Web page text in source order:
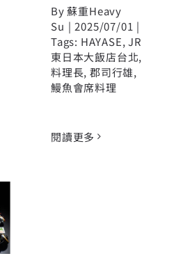
By蘇重Heavy
Su | 2025/07/01 |
Tags: HAYASE,JR
東日本大飯店台北,
料理長,郡司行雄,
鰻魚會席料理
閱讀更多